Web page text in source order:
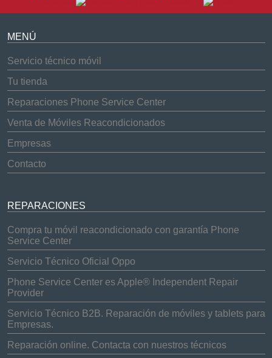
MENÚ
Servicio técnico móvil
Tu tienda
Reparaciones Phone Service Center
Venta de Móviles Reacondicionados
Empresas
Contacto
REPARACIONES
Compra tu móvil reacondicionado con garantía Phone
Service Center
Servicio Técnico Oficial Oppo
Phone Service Center es Apple® Independent Repair
Provider
Servicio Técnico B2B. Reparación de móviles y tablets para
Empresas.
Reparación online. Contacta con nuestros técnicos